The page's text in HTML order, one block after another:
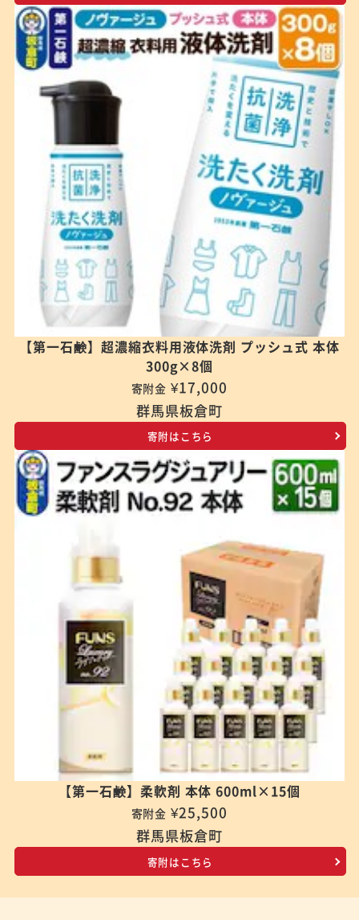
【第一石鹸】超濃縮衣料用液体洗剤 プッシュ式 本体
300g×8個
寄附金 ¥17,000
群馬県板倉町
寄附はこちら
【第一石鹸】柔軟剤 本体 600ml×15個
寄附金 ¥25,500
群馬県板倉町
寄附はこちら